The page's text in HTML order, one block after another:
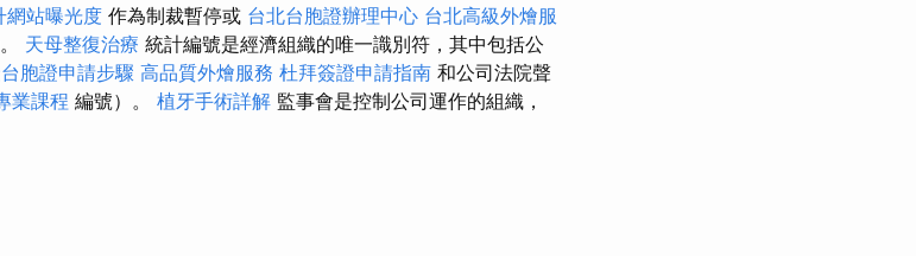
網站曝光度 作為制裁暫停或 台北台胞證辦理中心 台北高級外燴服
天母整復治療 統計編號是經濟組織的唯一識別符，其中包括公
胞證申請步驟 高品質外燴服務 杜拜簽證申請指南 和公司法院聲
業課程 編號）。 植牙手術詳解 監事會是控制公司運作的組織，